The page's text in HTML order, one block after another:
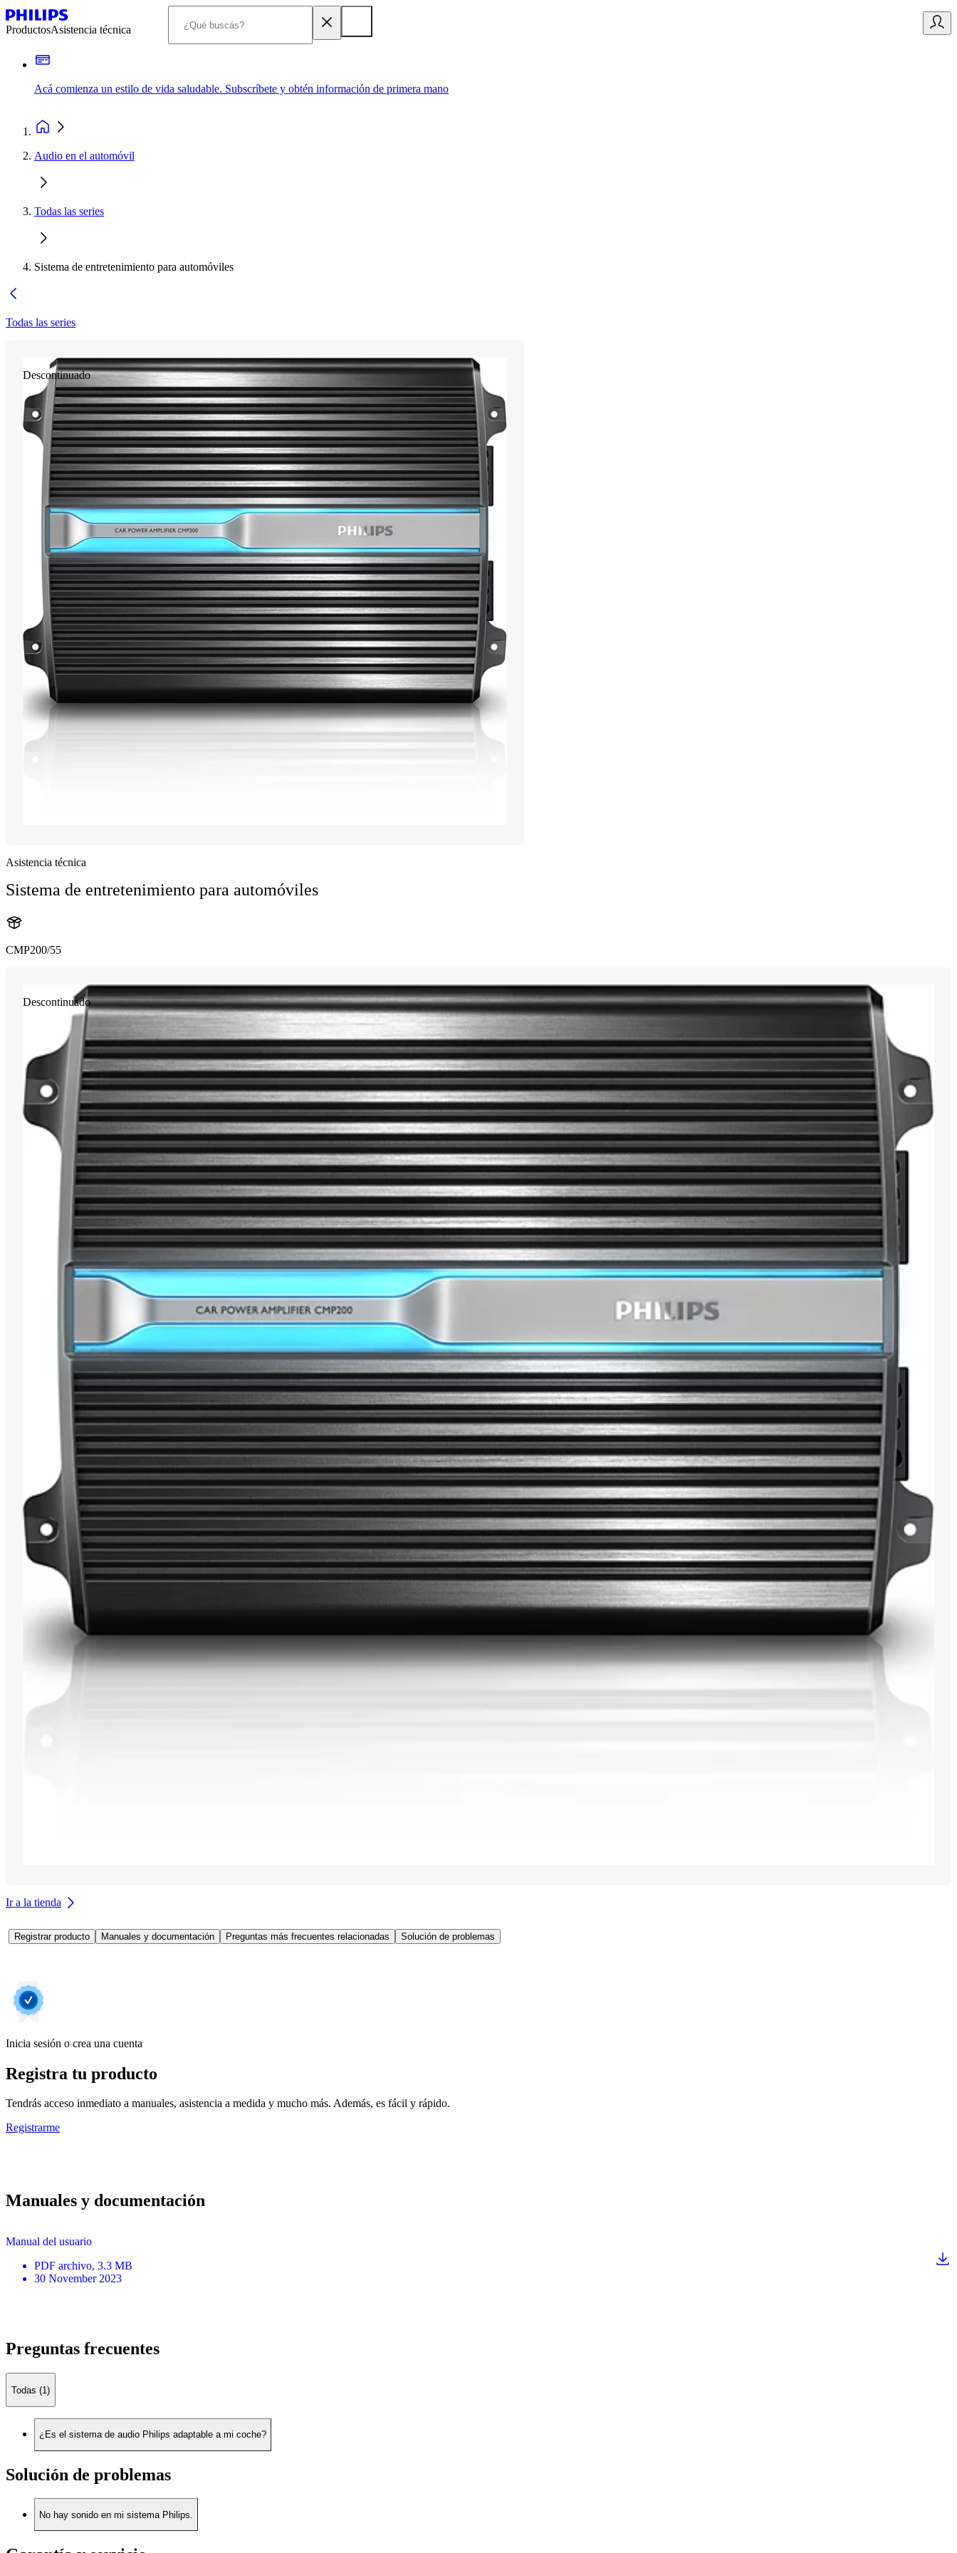
ProductosAsistencia técnica
Acá comienza un estilo de vida saludable. Subscríbete y obtén información de primera mano
Audio en el automóvil
Todas las series
Sistema de entretenimiento para automóviles
Todas las series
Descontinuado
Asistencia técnica
Sistema de entretenimiento para automóviles
CMP200/55
Descontinuado
Ir a la tienda
Registrar producto Manuales y documentación Preguntas más frecuentes relacionadas Solución de problemas
Inicia sesión o crea una cuenta
Registra tu producto
Tendrás acceso inmediato a manuales, asistencia a medida y mucho más. Además, es fácil y rápido.
Registrarme
Manuales y documentación
Manual del usuario
PDF archivo, 3.3 MB
30 November 2023
Preguntas frecuentes
Todas (1)
¿Es el sistema de audio Philips adaptable a mi coche?
Solución de problemas
No hay sonido en mi sistema Philips.